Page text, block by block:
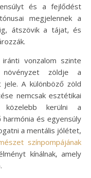
és a fejlődést
megjelennek a
átszövik a tájat, és
vonzalom szinte
növényzet zöldje a
A különböző zöld
nemcsak esztétikai
kerülni a
és egyensúly
a mentális jólétet,
színpompájának
kínálnak, amely